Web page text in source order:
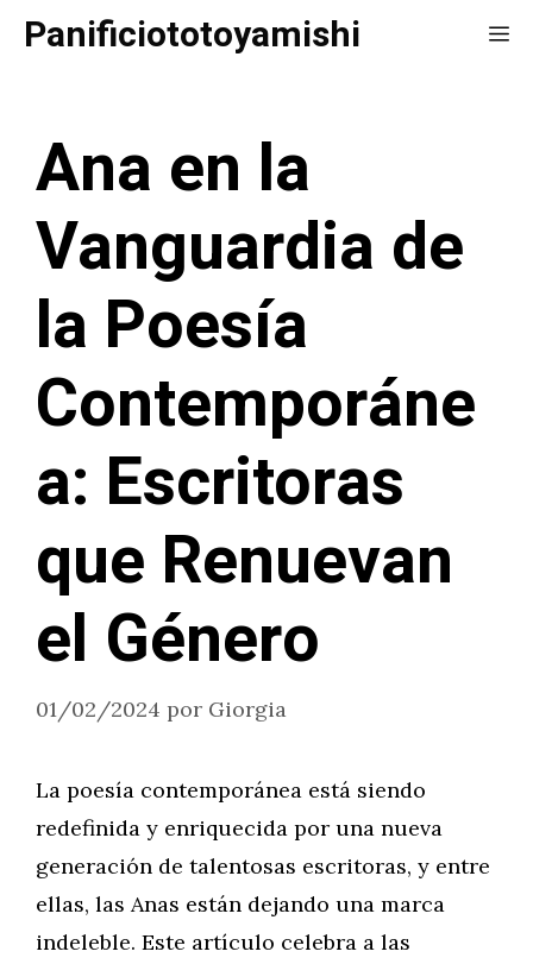
SaltarPanificiototoyamishi
Ana en la
Vanguardia de
la Poesía
Contemporáne
a: Escritoras
que Renuevan
el Género
01/02/2024 por Giorgia
La poesía contemporánea está siendo
redefinida y enriquecida por una nueva
generación de talentosas escritoras, y entre
ellas, las Anas están dejando una marca
indeleble. Este artículo celebra a las